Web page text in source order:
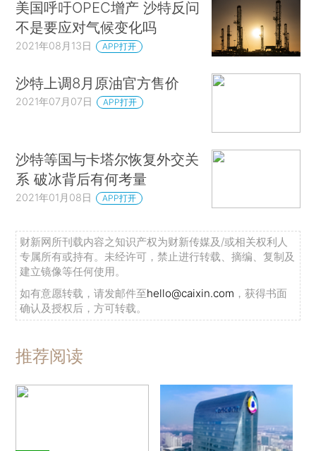
美国呼吁OPEC增产 沙特反问
不是要应对气候变化吗
2021年08月13日 APP打开
沙特上调8月原油官方售价
2021年07月07日 APP打开
沙特等国与卡塔尔恢复外交关
系 破冰背后有何考量
2021年01月08日 APP打开
财新网所刊载内容之知识产权为财新传媒及/或相关权利人
专属所有或持有。未经许可，禁止进行转载、摘编、复制及
建立镜像等任何使用。
如有意愿转载，请发邮件至hello@caixin.com ，获得书面
确认及授权后，方可转载。
推荐阅读